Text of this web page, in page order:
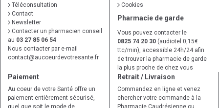
Téléconsultation
Contact
Newsletter
Contacter un pharmacien conseil
au 03 27 85 06 54
Nous contacter par e-mail
contact@aucoeurdevotresante.fr
Cookies
Pharmacie de garde
Vous pouvez contacter le
0825 74 20 30 (audiotel 0,15€
ttc/min), accessible 24h/24 afin
de trouver la pharmacie de garde
la plus proche de chez vous
Paiement
Au coeur de votre Santé offre un
paiement entièrement sécurisé,
quel que soit le mode de
Retrait / Livraison
Commandez en ligne et venez
chercher votre commande à la
Pharmacie Caudrésienne ou